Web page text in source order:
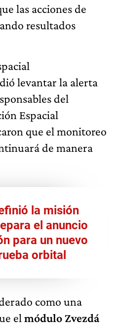
las acciones de
resultados
levantar la alerta
del
Espacial
que el monitoreo
de manera
la misión
el anuncio
para un nuevo
orbital
como una
elmódulo Zvezdá